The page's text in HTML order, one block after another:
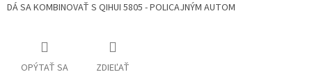
DÁ SA KOMBINOVAŤ S QIHUI 5805 - POLICAJNÝM AUTOM
OPÝTAŤ SA ZDIEĽAŤ